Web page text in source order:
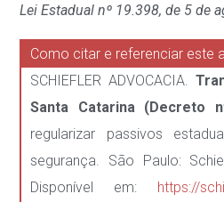
Lei Estadual nº 19.398, de 5 de
Como citar e referenciar este
SCHIEFLER ADVOCACIA.
Santa Catarina (Decreto
regularizar passivos
segurança. São Paulo:
Disponível em: https://